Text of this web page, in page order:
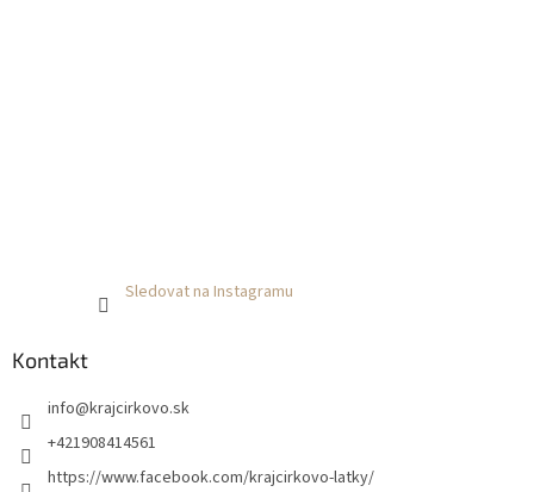
Sledovat na Instagramu
Kontakt
info@krajcirkovo.sk
+421908414561
https://www.facebook.com/krajcirkovo-latky/